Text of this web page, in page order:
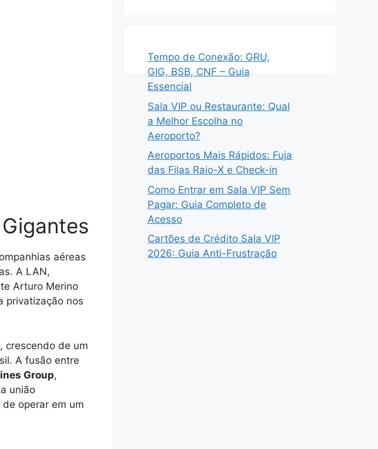
aéreas
A LAN,
Arturo Merino
privatização nos
crescendo de um
A fusão entre
Group,
união
operar em um
Tempo de Conexão: GRU,
GIG, BSB, CNF – Guia
Essencial
Sala VIP ou Restaurante: Qual
a Melhor Escolha no
Aeroporto?
Aeroportos Mais Rápidos: Fuja
das Filas Raio-X e Check-in
Como Entrar em Sala VIP Sem
Pagar: Guia Completo de
Acesso
Cartões de Crédito Sala VIP
2026: Guia Anti-Frustração